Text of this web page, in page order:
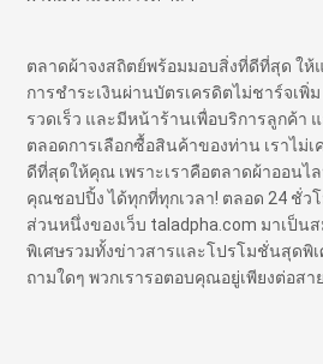
ตลาดผ้าจงสถิตย์พร้อมมอบสิ่งที่ดีที่สุด ให้
การชำระเงินผ่านบัตรเครดิตไม่ชาร์จเพิ่
รวดเร็ว และมีหน้าร้านเพื่อบริการลูกค้า
ตลอดการเลือกซื้อสินค้าของท่าน เราไม่
ดีที่สุดให้คุณ เพราะเราคือตลาดผ้าออนไ
คุณชอปปิ้ง ได้ทุกที่ทุกเวลา! ตลอด 24 ชั่วโ
ส่วนหนึ่งของเว็บ taladpha.com มาเป็น
พิเศษรวมทั้งข่าวสารและโปรโมชั่นสุดพิ
ถามใดๆ พวกเรารอตอบคุณอยู่เพียงต่อสา